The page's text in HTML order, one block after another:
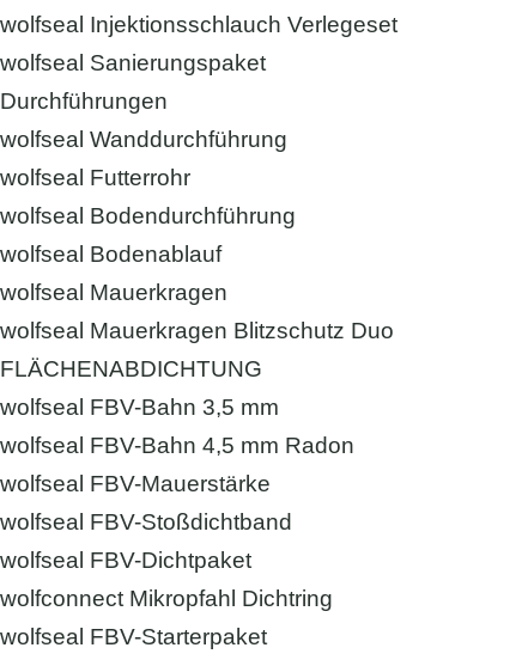
wolfseal Injektionsschlauch Verlegeset
wolfseal Sanierungspaket
Durchführungen
wolfseal Wanddurchführung
wolfseal Futterrohr
wolfseal Bodendurchführung
wolfseal Bodenablauf
wolfseal Mauerkragen
wolfseal Mauerkragen Blitzschutz Duo
FLÄCHENABDICHTUNG
wolfseal FBV-Bahn 3,5 mm
wolfseal FBV-Bahn 4,5 mm Radon
wolfseal FBV-Mauerstärke
wolfseal FBV-Stoßdichtband
wolfseal FBV-Dichtpaket
wolfconnect Mikropfahl Dichtring
wolfseal FBV-Starterpaket